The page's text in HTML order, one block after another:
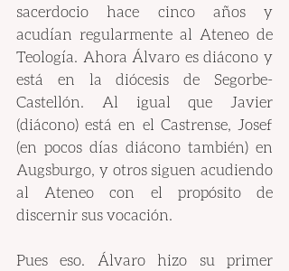
sacerdocio hace cinco años y
acudían regularmente al Ateneo de
Teología. Ahora Álvaro es diácono y
está en la diócesis de Segorbe-
Castellón. Al igual que Javier
(diácono) está en el Castrense, Josef
(en pocos días diácono también) en
Augsburgo, y otros siguen acudiendo
al Ateneo con el propósito de
discernir sus vocación.
Pues eso. Álvaro hizo su primer